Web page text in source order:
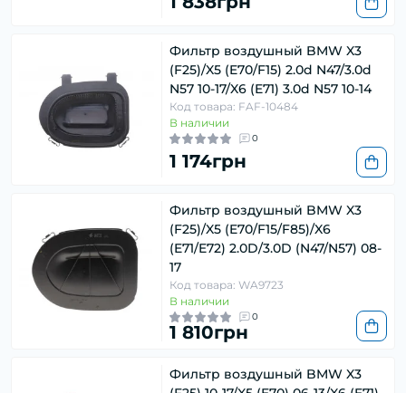
Фильтр воздушный BMW X3
(F25)/X5 (E70/F15) 2.0d N47/3.0d
N57 10-17/X6 (E71) 3.0d N57 10-14
Код товара: FAF-10484
В наличии
0
1 174грн
Фильтр воздушный BMW X3
(F25)/X5 (E70/F15/F85)/X6
(E71/E72) 2.0D/3.0D (N47/N57) 08-
17
Код товара: WA9723
В наличии
0
1 810грн
Фильтр воздушный BMW X3